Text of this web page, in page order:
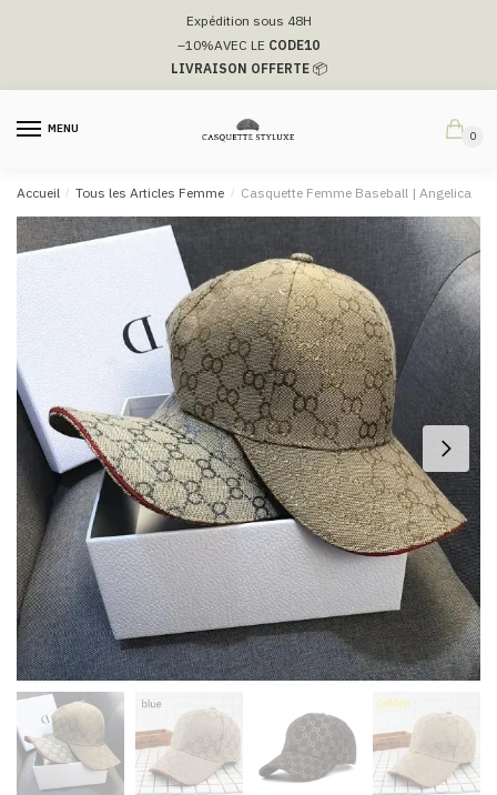
navigation
Expédition sous 48H
–10%AVEC LE CODE10
LIVRAISON OFFERTE📦
MENU
0
Accueil / Tous les Articles Femme / Casquette Femme Baseball | Angelica